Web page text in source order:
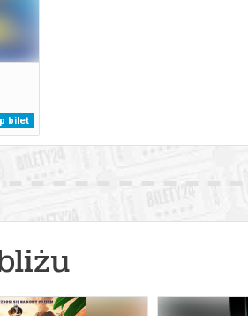
bilet